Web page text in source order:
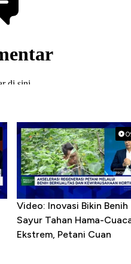
Video: Inovasi Bikin Benih
Sayur Tahan Hama-
Ekstrem, Petani Cuan